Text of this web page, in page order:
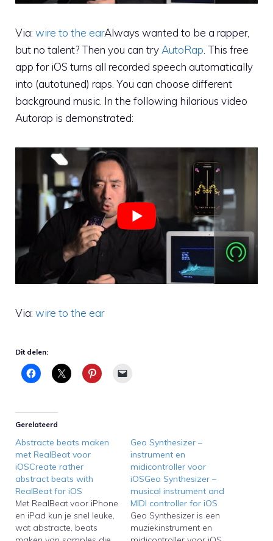
Via: wire to the earAlways wanted to be a rapper,
but no talent? Then you can try AutoRap . This free
app for iOS turns all recorded speech automatically
into (autotuned) raps. You can choose different
background music. In the following hilarious video
Autorap is demonstrated:
Via: wire to the ear
Dit delen:
Gerelateerd
Abstracte beats maken
met RealBeat voor
iOSCreate rather
abstract beats with
RealBeat for iOS
Met RealBeat voor iPhone
en iPad kun je snel leuke,
wat abstracte, beats
Geo Synthesizer –
instrument en
midicontroller voor
iOSGeo Synthesizer –
musical instrument and
MIDI controller for iOS
Geo Synthesizer is een
muziekinstrument en